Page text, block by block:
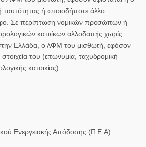
ταυτότητας ή οποιοδήποτε άλλο
Σε περίπτωση νομικών προσώπων ή
κατοίκων αλλοδαπής χωρίς
Ελλάδα, ο ΑΦΜ του μισθωτή, εφόσον
του (επωνυμία, ταχυδρομική
κατοικίας).
Ενεργειακής Απόδοσης (Π.Ε.Α).